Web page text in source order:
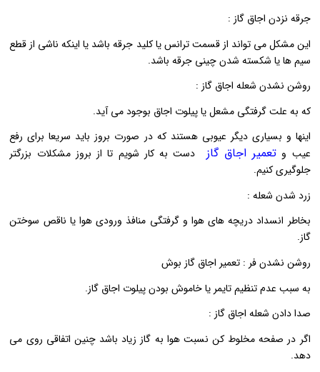
جرقه نزدن اجاق گاز :
این مشکل می تواند از قسمت ترانس یا کلید جرقه باشد یا اینکه ناشی از قطع
سیم ها یا شکسته شدن چینی جرقه باشد.
روشن نشدن شعله اجاق گاز :
که به علت گرفتگی مشعل یا پیلوت اجاق بوجود می آید.
اینها و بسیاری دیگر عیوبی هستند که در صورت بروز باید سریعا برای رفع
عیب و تعمیر اجاق گاز
دست به کار شویم تا از بروز مشکلات بزرگتر
جلوگیری کنیم.
زرد شدن شعله :
بخاطر انسداد دریچه های هوا و گرفتگی منافذ ورودی هوا یا ناقص سوختن
گاز.
روشن نشدن فر : تعمیر اجاق گاز بوش
به سبب عدم تنظیم تایمر یا خاموش بودن پیلوت اجاق گاز.
صدا دادن شعله اجاق گاز :
اگر در صفحه مخلوط کن نسبت هوا به گاز زیاد باشد چنین اتفاقی روی می
دهد.